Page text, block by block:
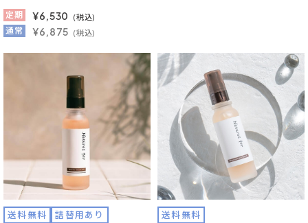
定期
¥6,530 (税込)
通常 ¥6,875 (税込)
送料無料 詰替用あり 送料無料